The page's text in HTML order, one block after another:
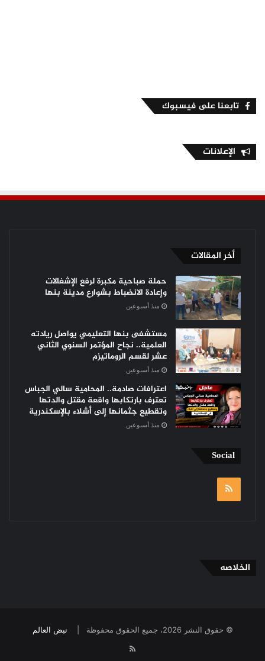
تابعنا على فيسبوك
الإعلانات
أخر المقالات
حملة صباحية مكبرة لرفع الإشغالات
وإعادة الانضباط بشوارع مدينة بنها
منذ أسبوعين
مستشفى بنها التعليمي يواصل ريادته
العلمية.. نجاح المؤتمر السنوي الثاني
عشر لقسم الروماتيزم
منذ أسبوعين
اعترافات صادمة.. المحامية سالي الجباس
تعترف بارتكابها واقعة مقتل والدتها
وتقطيع جثمانها إلى أشلاء بالإسكندرية
منذ أسبوعين
Social
RSS
الخلاصه
© حقوق النشر 2026، جميع الحقوق محفوظة |
نبض العالم
RSS